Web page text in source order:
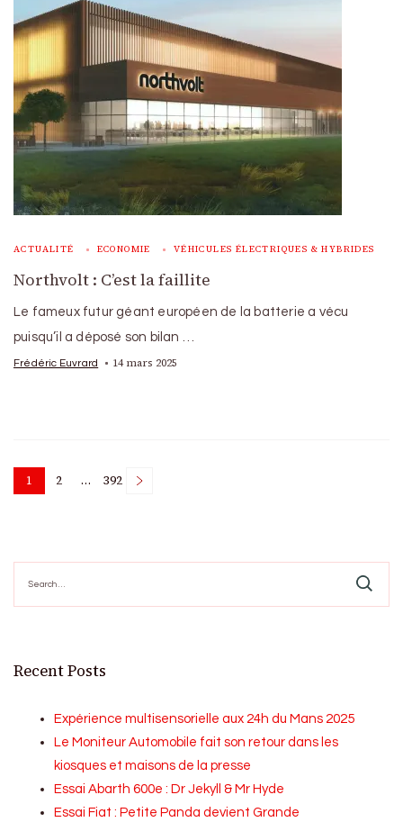
ACTUALITÉ ECONOMIE VÉHICULES ÉLECTRIQUES & HYBRIDES
Northvolt : C’est la faillite
Le fameux futur géant européen de la batterie a vécu
puisqu’il a déposé son bilan …
Frédéric Euvrard 14 mars 2025
Posts
Page
1 Page
2 … Page
392
for:
Recent Posts
Expérience multisensorielle aux 24h du Mans 2025
Le Moniteur Automobile fait son retour dans les
kiosques et maisons de la presse
Essai Abarth 600e : Dr Jekyll & Mr Hyde
Essai Fiat : Petite Panda devient Grande